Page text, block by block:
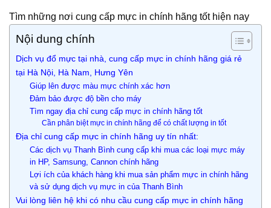
Tìm những nơi cung cấp mực in chính hãng tốt hiện nay
Nội dung chính
Dịch vụ đổ mực tại nhà, cung cấp mực in chính hãng giá rẻ
tại Hà Nội, Hà Nam, Hưng Yên
Giúp lên được màu mực chính xác hơn
Đảm bảo được độ bền cho máy
Tìm ngay địa chỉ cung cấp mực in chính hãng tốt
Cần phân biệt mực in chính hãng để có chất lượng in tốt
Địa chỉ cung cấp mực in chính hãng uy tín nhất:
Các dịch vụ Thanh Bình cung cấp khi mua các loại mực máy
in HP, Samsung, Cannon chính hãng
Lợi ích của khách hàng khi mua sản phẩm mực in chính hãng
và sử dụng dịch vụ mực in của Thanh Bình
Vui lòng liên hệ khi có nhu cầu cung cấp mực in chính hãng